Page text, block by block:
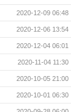
2020-12-09 06:48
2020-12-06 13:54
2020-12-04 06:01
2020-11-04 11:30
2020-10-05 21:00
2020-10-01 06:30